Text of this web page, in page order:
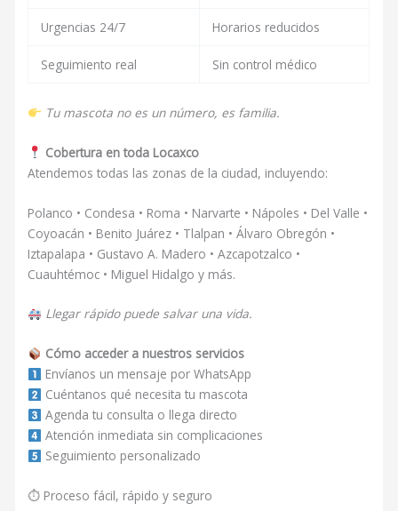
Urgencias 24/7 Horarios reducidos
Seguimiento real Sin control médico
Tu mascota no es un número, es familia.
Cobertura en toda Locaxco
Atendemos todas las zonas de la ciudad, incluyendo:
Polanco • Condesa • Roma • Narvarte • Nápoles • Del Valle •
Coyoacán • Benito Juárez • Tlalpan • Álvaro Obregón •
Iztapalapa • Gustavo A. Madero • Azcapotzalco •
Cuauhtémoc • Miguel Hidalgo y más.
Llegar rápido puede salvar una vida.
Cómo acceder a nuestros servicios
Envíanos un mensaje por WhatsApp
Cuéntanos qué necesita tu mascota
Agenda tu consulta o llega directo
Atención inmediata sin complicaciones
Seguimiento personalizado
⏱ Proceso fácil, rápido y seguro